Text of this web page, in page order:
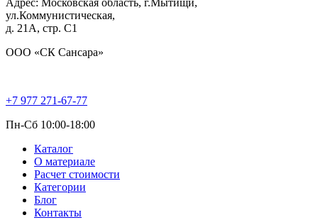
Адрес: Московская область, г.Мытищи,
ул.Коммунистическая,
д. 21А, стр. С1
ООО «СК Сансара»
+7 977 271-67-77
Пн-Сб 10:00-18:00
Каталог
О материале
Расчет стоимости
Категории
Блог
Контакты